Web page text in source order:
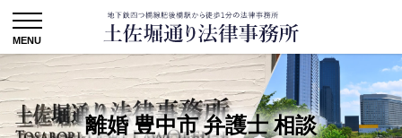
離婚 豊中市 弁護士 相談